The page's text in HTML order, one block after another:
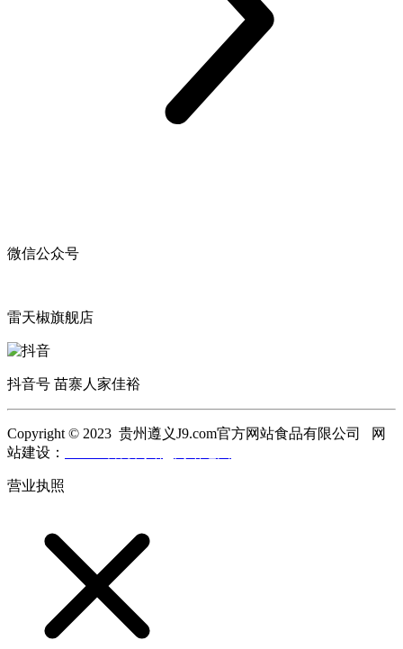
微信公众号
雷天椒旗舰店
抖音号 苗寨人家佳裕
Copyright © 2023 贵州遵义J9.com官方网站食品有限公司 网
站建设：
营业执照